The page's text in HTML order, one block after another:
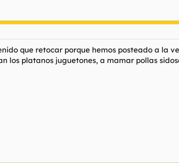
que retocar porque hemos posteado a la
los platanos juguetones, a mamar pollas